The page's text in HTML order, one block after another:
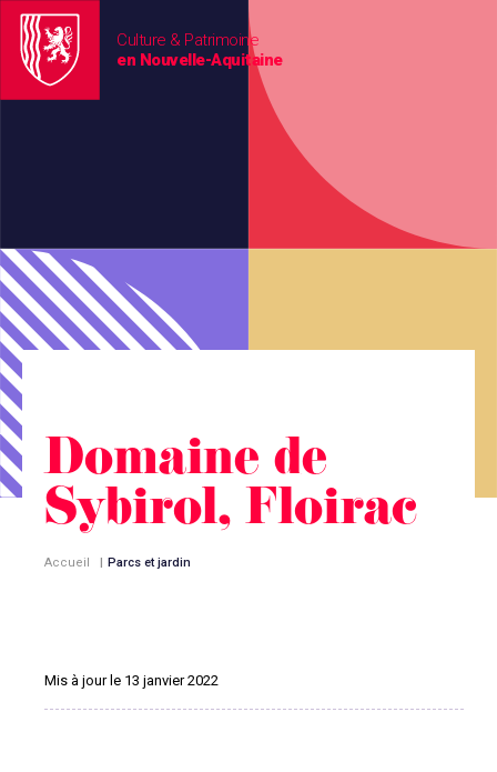
Culture & Patrimoine
en Nouvelle-Aquitaine
Domaine de
Sybirol, Floirac
Accueil | Parcs et jardin
Mis à jour le 13 janvier 2022